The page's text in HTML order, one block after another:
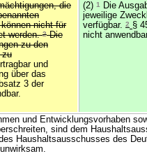
die
nicht für
werden.2Die
zu den
zu
und
über das
3 der
(2) 1
Die
jeweilige
verfügbar. 2 §
nicht
und Entwicklungsvorhaben
sind dem
Haushaltsausschusses des